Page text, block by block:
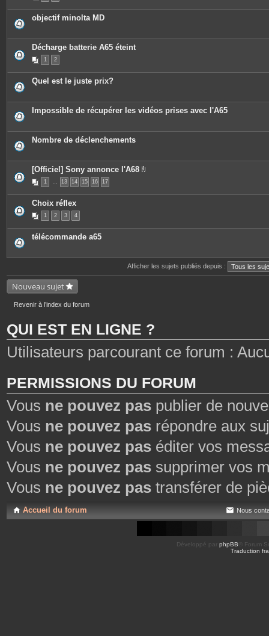
c
e
o
i
s
objectif minolta MD
Décharge batterie A65 éteint
1 2
Quel est le juste prix?
Impossible de récupérer les vidéos prises avec l'A65
Nombre de déclenchements
[Officiel] Sony annonce l'A68
c
1 … 13 14 15 16 17
Choix réflex
1 2 3 4
télécommande a65
Afficher les sujets publiés depuis :
Nouveau sujet
Revenir à l’index du forum
QUI EST EN LIGNE ?
Utilisateurs parcourant ce forum :
PERMISSIONS DU FORUM
Vous ne pouvez pas publier de
Vous ne pouvez pas répondre aux
Vous ne pouvez pas éditer vos
Vous ne pouvez pas supprimer vos
Vous ne pouvez pas transférer de
Accueil du forum Nous
Développé par phpBB ® Forum
Traduction